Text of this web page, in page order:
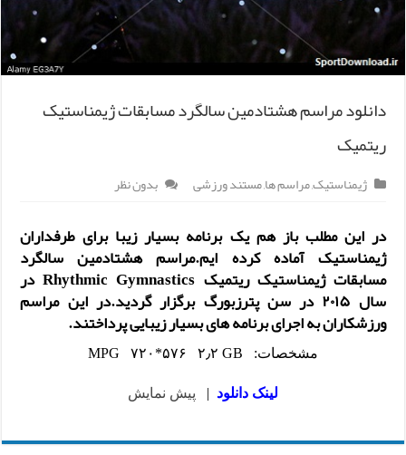
دانلود مراسم هشتادمین سالگرد مسابقات ژیمناستیک
ریتمیک
ژیمناستیک,مراسم ها,مستند ورزشی بدون نظر
در این مطلب باز هم یک برنامه بسیار زیبا برای طرفداران
ژیمناستیک آماده کرده ایم.مراسم هشتادمین سالگرد
مسابقات ژیمناستیک ریتمیک Rhythmic Gymnasticsدر
سال ۲۰۱۵ در سن پترزبورگ برگزار گردید.در این مراسم
ورزشکاران به اجرای برنامه های بسیار زیبایی پرداختند.
مشخصات: MPG ۷۲۰*۵۷۶ ۲٫۲ GB
لینک دانلود | پیش نمایش